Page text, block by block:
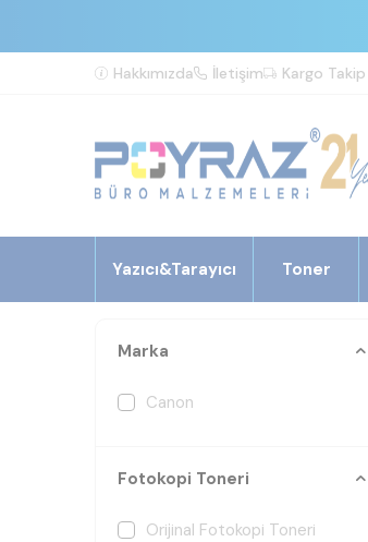
Hakkımızda İletişim Kargo Takip
Yazıcı&Tarayıcı Toner
Marka
Canon
Fotokopi Toneri
Orijinal Fotokopi Toneri